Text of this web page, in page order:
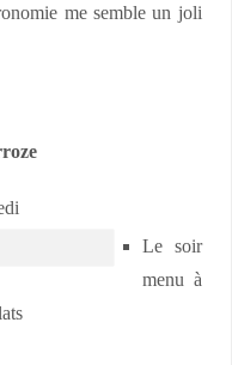
me semble un joli
Le soir
menu à